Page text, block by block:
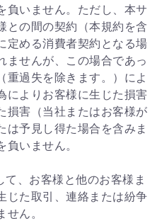
負いません。ただし、本サ
との間の契約（本規約を含
定める消費者契約となる場
ませんが、この場合であっ
重過失を除きます。）によ
によりお客様に生じた損害
損害（当社またはお客様が
は予見し得た場合を含みま
いません。
、お客様と他のお客様ま
じた取引、連絡または紛争
ん。